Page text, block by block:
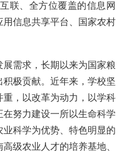
联、全方位覆盖的信息网
信息共享平台、国家农村
需求，长期以来为国家粮
极贡献。近年来，学校坚
，以改革为动力，以学科
努力建设一所以生命科学
科学为优势、特色明显的
级农业人才的培养基地、